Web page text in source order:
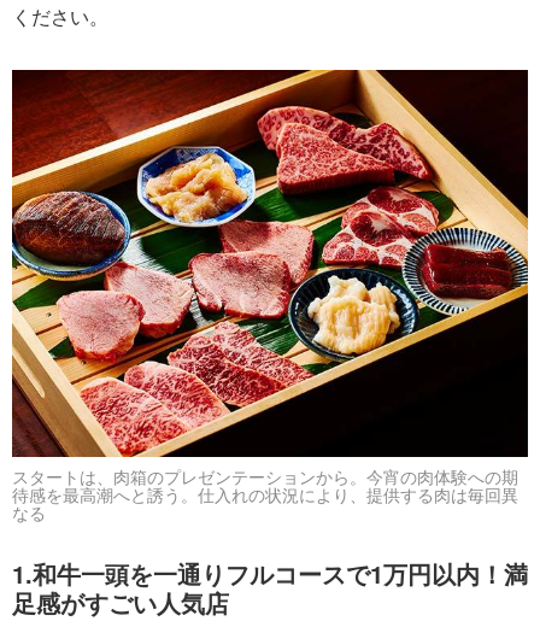
ください。
スタートは、肉箱のプレゼンテーションから。今宵の肉体験への期
待感を最高潮へと誘う。仕入れの状況により、提供する肉は毎回異
なる
1.和牛一頭を一通りフルコースで1万円以内！満
足感がすごい人気店